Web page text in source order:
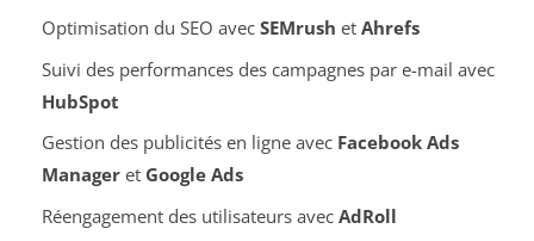
Optimisation du SEO avec SEMrush et Ahrefs
Suivi des performances des campagnes par e-mail avec
HubSpot
Gestion des publicités en ligne avec Facebook Ads
Manageret Google Ads
Réengagement des utilisateurs avec AdRoll